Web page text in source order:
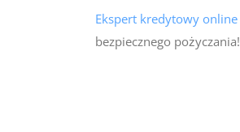
Ekspert kredytowy online
bezpiecznego pożyczania!